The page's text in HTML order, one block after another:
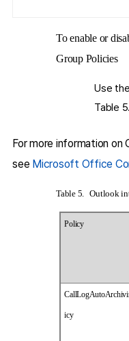
To enable or
Group Policies
Use
Table 5.
For more information on
see Microsoft Office
Table 5. Outlook
Policy
icy